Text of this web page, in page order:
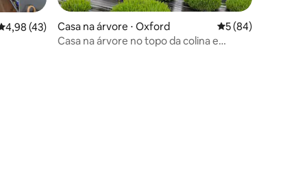
de uma avaliação média de 5, 43 avaliações
4,98 (43)
Casa na árvore ⋅ Oxford 5 de uma
5 (84)
Casa na árvore no topo da colina e